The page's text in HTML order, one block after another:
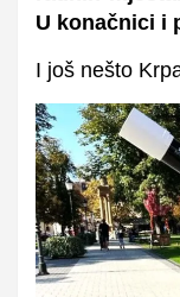
U konačnici i
I još nešto